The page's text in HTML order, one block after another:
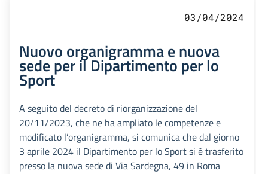
03/04/2024
Nuovo organigramma e nuova
sede per il Dipartimento per lo
Sport
A seguito del decreto di riorganizzazione del
20/11/2023, che ne ha ampliato le competenze e
modificato l’organigramma, si comunica che dal giorno
3 aprile 2024 il Dipartimento per lo Sport si è trasferito
presso la nuova sede di Via Sardegna, 49 in Roma